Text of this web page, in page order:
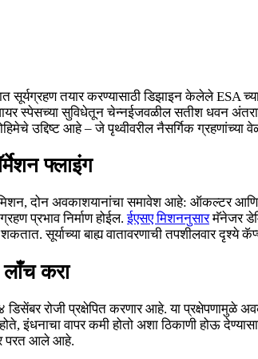
सूर्यग्रहण तयार करण्यासाठी डिझाइन केलेले ESA
स्पेसच्या सुविधेतून चेन्नईजवळील सतीश धवन
उद्दिष्ट आहे – जे पृथ्वीवरील नैसर्गिक
फ्लाइंग
दोन अवकाशयानांचा समावेश आहे: ऑकल्टर
प्रभाव निर्माण होईल.ईएसए मिशननुसारमॅनेजर
सूर्याच्या बाह्य वातावरणाची तपशीलवार
करा
डिसेंबर रोजी प्रक्षेपित करणार आहे. या प्रक्षेपणामुळे
इंधनाचा वापर कमी होतो अशा ठिकाणी होऊ
परत आले आहे.